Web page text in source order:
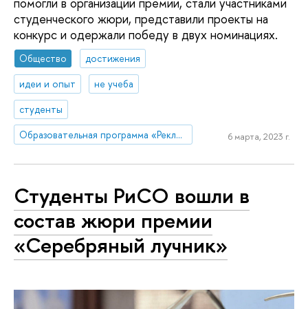
студенческого жюри, представили проекты на
конкурс и одержали победу в двух номинациях.
Общество
достижения
идеи и опыт
не учеба
студенты
Образовательная программа «Реклама и связи с общественностью»
6 марта, 2023 г.
Студенты РиСО вошли в
состав жюри премии
«Серебряный лучник»